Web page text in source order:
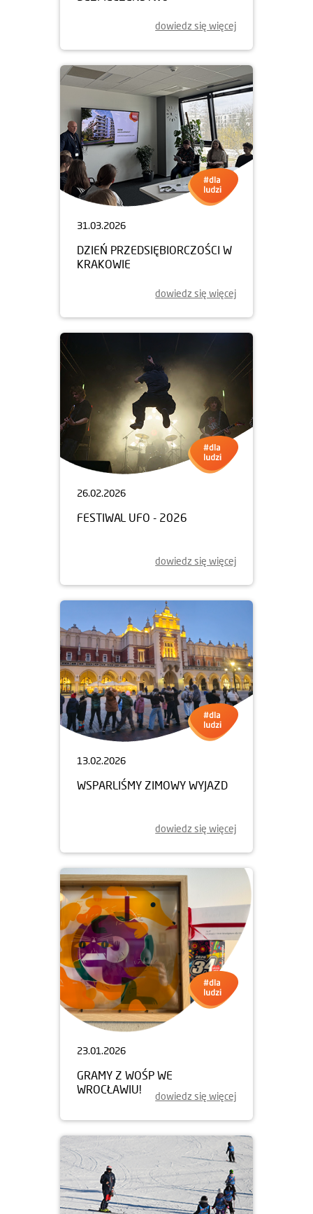
dowiedz się więcej
31.03.2026
DZIEŃ PRZEDSIĘBIORCZOŚCI W
KRAKOWIE
dowiedz się więcej
26.02.2026
FESTIWAL UFO - 2026
dowiedz się więcej
13.02.2026
WSPARLIŚMY ZIMOWY WYJAZD
dowiedz się więcej
23.01.2026
GRAMY Z WOŚP WE
WROCŁAWIU!
dowiedz się więcej